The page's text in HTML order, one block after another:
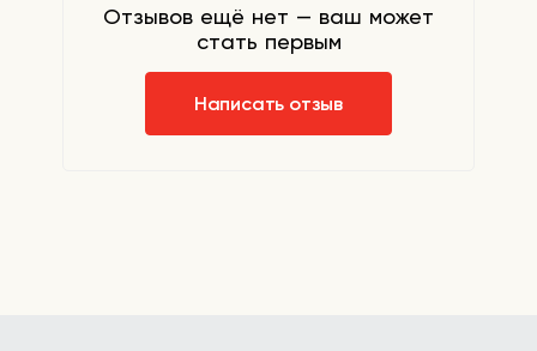
Отзывов ещё нет — ваш может
стать первым
Написать отзыв